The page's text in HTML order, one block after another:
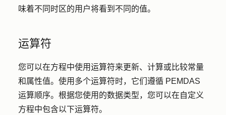
味着不同时区的用户将看到不同的值。
运算符
您可以在方程中使用运算符来更新、计算或比较常量
和属性值。使用多个运算符时，它们遵循 PEMDAS
运算顺序。根据您使用的数据类型，您可以在自定义
方程中包含以下运算符。